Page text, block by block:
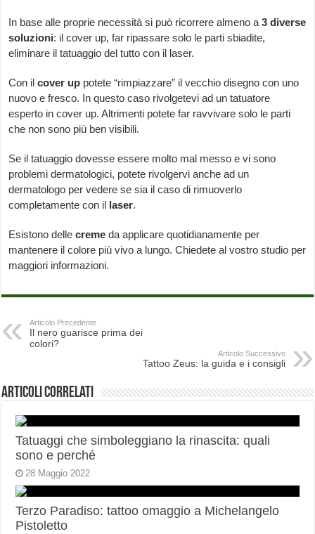
In base alle proprie necessità si può ricorrere almeno a3 diverse
soluzioni: il cover up, far ripassare solo le parti sbiadite,
eliminare il tatuaggio del tutto con il laser.
Con ilcover up potete “rimpiazzare” il vecchio disegno con uno
nuovo e fresco. In questo caso rivolgetevi ad un tatuatore
esperto in cover up. Altrimenti potete far ravvivare solo le parti
che non sono più ben visibili.
Se il tatuaggio dovesse essere molto mal messo e vi sono
problemi dermatologici, potete rivolgervi anche ad un
dermatologo per vedere se sia il caso di rimuoverlo
completamente con il laser.
Esistono dellecreme da applicare quotidianamente per
mantenere il colore più vivo a lungo. Chiedete al vostro studio per
maggiori informazioni.
Articolo Precedente
Il nero guarisce prima dei
colori?
Articolo Successivo
Tattoo Zeus: la guida e i consigli
Articoli correlati
Tatuaggi che simboleggiano la rinascita: quali
sono e perché
28 Maggio 2022
Terzo Paradiso: tattoo omaggio a Michelangelo
Pistoletto